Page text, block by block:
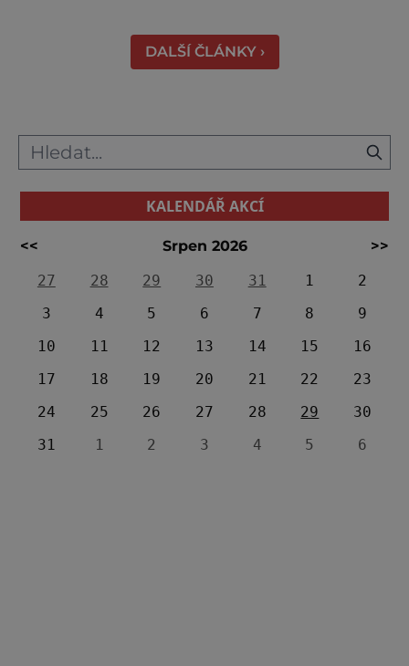
jeho renesanční a barokní domy, které
vypadají jako z pohDALŠÍ ČLÁNKY ›
KALENDÁŘ AKCÍ
<< Srpen 2026
>>
27
28 29 30 31 1
2
3
4 5 6 7 8
9
10
11 12 13 14 15
16
17
18 19 20 21 22
23
24
25 26 27 28 29
30
31
1 2 3 4 5 6